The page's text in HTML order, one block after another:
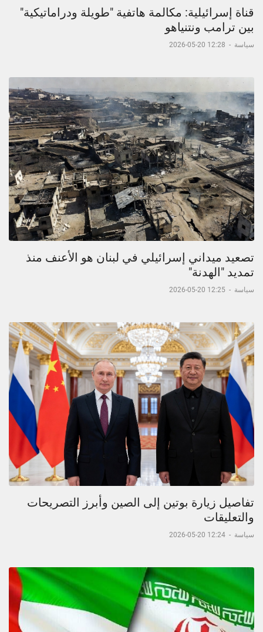
قناة إسرائيلية: مكالمة هاتفية "طويلة ودراماتيكية"
بين ترامب ونتنياهو
سياسة -
12:28 20-05-2026
تصعيد ميداني إسرائيلي في لبنان هو الأعنف منذ
تمديد "الهدنة"
سياسة -
12:25 20-05-2026
تفاصيل زيارة بوتين إلى الصين وأبرز التصريحات
والتعليقات
سياسة -
12:24 20-05-2026